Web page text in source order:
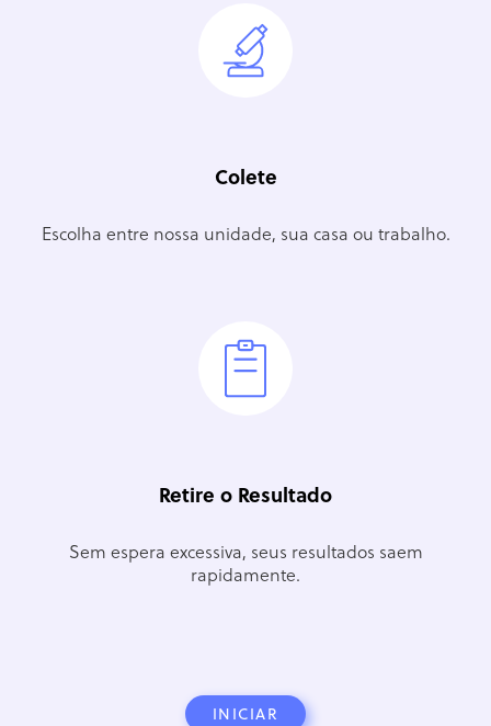
Colete
Escolha entre nossa unidade, sua casa ou trabalho.
Retire o Resultado
Sem espera excessiva, seus resultados saem
rapidamente.
INICIAR